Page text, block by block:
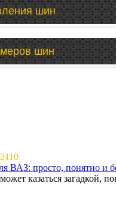
шин
шин
ВАЗ: просто, понятно и
казаться загадкой,